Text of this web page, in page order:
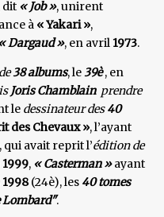
dit « Job », unirent
à « Yakari »,
« Dargaud », en avril1973.
38 albums, le39è, en
Joris Chamblain prendre
le dessinateur des40
des Chevaux », l’ayant
, qui avait reprit l’édition de
1999, « Casterman »ayant
1998(24è), les 40 tomes
Lombard".